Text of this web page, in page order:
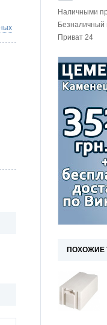
Наличными
Безналичный
Приват 24
ПОХОЖИЕ